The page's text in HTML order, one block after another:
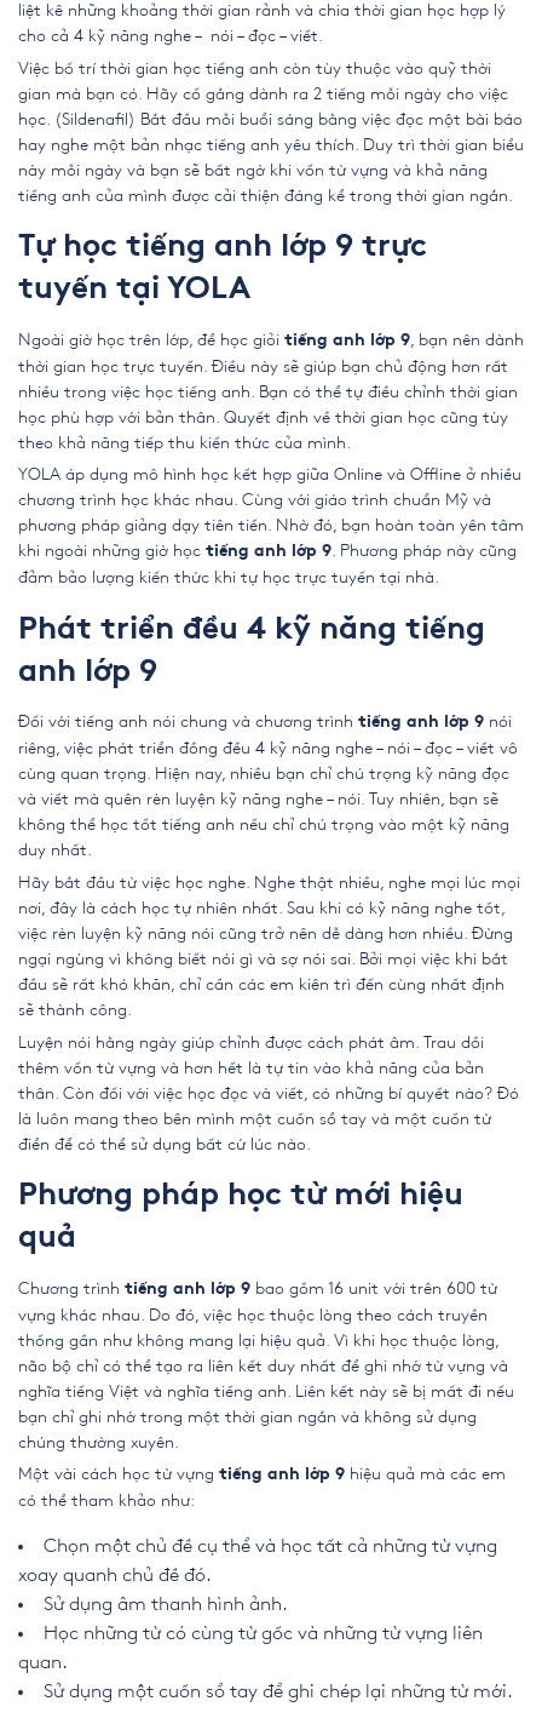
liệt kê những khoảng thời gian rảnh và chia thời gian học hợp lý
cho cả 4 kỹ năng nghe – nói – đọc – viết.
Việc bố trí thời gian học tiếng anh còn tùy thuộc vào quỹ thời
gian mà bạn có. Hãy cố gắng dành ra 2 tiếng mỗi ngày cho việc
học. (Sildenafil ) Bắt đầu mỗi buổi sáng bằng việc đọc một bài báo
hay nghe một bản nhạc tiếng anh yêu thích. Duy trì thời gian biểu
này mỗi ngày và bạn sẽ bất ngờ khi vốn từ vựng và khả năng
tiếng anh của mình được cải thiện đáng kể trong thời gian ngắn.
Tự học tiếng anh lớp 9 trực
tuyến tại YOLA
Ngoài giờ học trên lớp, để học giỏi tiếng anh lớp 9 , bạn nên dành
thời gian học trực tuyến. Điều này sẽ giúp bạn chủ động hơn rất
nhiều trong việc học tiếng anh. Bạn có thể tự điều chỉnh thời gian
học phù hợp với bản thân. Quyết định về thời gian học cũng tùy
theo khả năng tiếp thu kiến thức của mình.
YOLA áp dụng mô hình học kết hợp giữa Online và Offline ở nhiều
chương trình học khác nhau. Cùng với giáo trình chuẩn Mỹ và
phương pháp giảng dạy tiên tiến. Nhờ đó, bạn hoàn toàn yên tâm
khi ngoài những giờ học tiếng anh lớp 9 . Phương pháp này cũng
đảm bảo lượng kiến thức khi tự học trực tuyến tại nhà.
Phát triển đều 4 kỹ năng tiếng
anh lớp 9
Đối với tiếng anh nói chung và chương trình tiếng anh lớp 9 nói
riêng, việc phát triển đồng đều 4 kỹ năng nghe – nói – đọc – viết vô
cùng quan trọng. Hiện nay, nhiều bạn chỉ chú trọng kỹ năng đọc
và viết mà quên rèn luyện kỹ năng nghe – nói. Tuy nhiên, bạn sẽ
không thể học tốt tiếng anh nếu chỉ chú trọng vào một kỹ năng
duy nhất.
Hãy bắt đầu từ việc học nghe. Nghe thật nhiều, nghe mọi lúc mọi
nơi, đây là cách học tự nhiên nhất. Sau khi có kỹ năng nghe tốt,
việc rèn luyện kỹ năng nói cũng trở nên dễ dàng hơn nhiều. Đừng
ngại ngùng vì không biết nói gì và sợ nói sai. Bởi mọi việc khi bắt
đầu sẽ rất khó khăn, chỉ cần các em kiên trì đến cùng nhất định
sẽ thành công.
Luyện nói hằng ngày giúp chỉnh được cách phát âm. Trau dồi
thêm vốn từ vựng và hơn hết là tự tin vào khả năng của bản
thân. Còn đối với việc học đọc và viết, có những bí quyết nào? Đó
là luôn mang theo bên mình một cuốn sổ tay và một cuốn từ
điển để có thể sử dụng bất cứ lúc nào.
Phương pháp học từ mới hiệu
quả
Chương trình tiếng anh lớp 9 bao gồm 16 unit với trên 600 từ
vựng khác nhau. Do đó, việc học thuộc lòng theo cách truyền
thống gần như không mang lại hiệu quả. Vì khi học thuộc lòng,
não bộ chỉ có thể tạo ra liên kết duy nhất để ghi nhớ từ vựng và
nghĩa tiếng Việt và nghĩa tiếng anh. Liên kết này sẽ bị mất đi nếu
bạn chỉ ghi nhớ trong một thời gian ngắn và không sử dụng
chúng thường xuyên.
Một vài cách học từ vựng tiếng anh lớp 9 hiệu quả mà các em
có thể tham khảo như:
Chọn một chủ đề cụ thể và học tất cả những từ vựng
xoay quanh chủ đề đó.
Sử dụng âm thanh hình ảnh.
Học những từ có cùng từ gốc và những từ vựng liên
quan.
Sử dụng một cuốn sổ tay để ghi chép lại những từ mới.